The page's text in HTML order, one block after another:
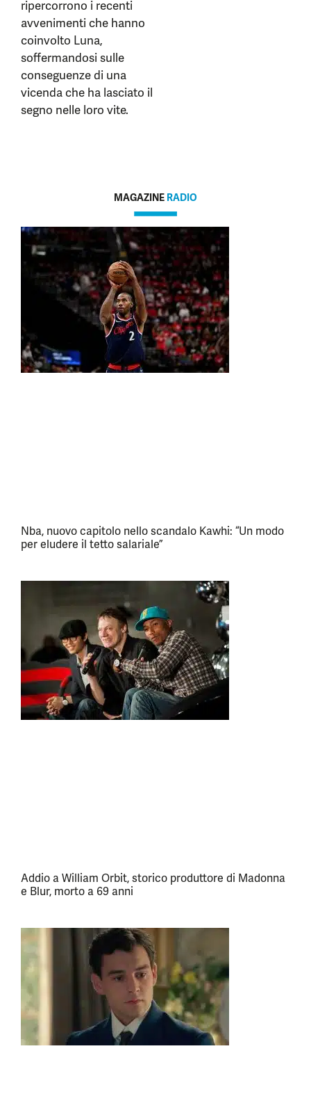
ripercorrono i recenti
avvenimenti che hanno
coinvolto Luna,
soffermandosi sulle
conseguenze di una
vicenda che ha lasciato il
segno nelle loro vite.
MAGAZINE RADIO
Nba, nuovo capitolo nello scandalo Kawhi: “Un modo
per eludere il tetto salariale”
Addio a William Orbit, storico produttore di Madonna
e Blur, morto a 69 anni